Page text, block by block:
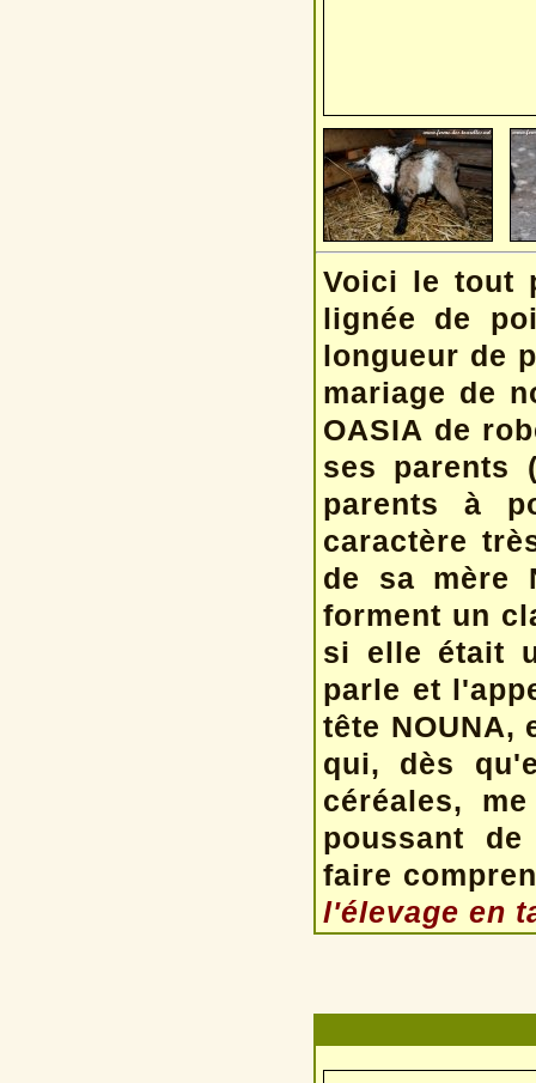
Voici le tout
lignée de
longueur de
mariage de
OASIA de
ses parents
parents à
caractère
de sa mère
forment un
si elle était
parle et
tête NOUNA,
qui, dès
céréales,
poussant
faire
l'élevage en